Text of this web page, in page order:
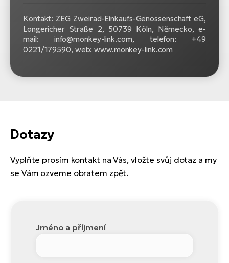
Kontakt: ZEG Zweirad-Einkaufs-Genossenschaft eG,
Longericher Straße 2, 50739 Köln, Německo, e-
mail: info@monkey-link.com, telefon: +49
0221/179590, web: www.monkey-link.com
Dotazy
Vyplňte prosím kontakt na Vás, vložte svůj dotaz a my
se Vám ozveme obratem zpět.
Jméno a příjmení